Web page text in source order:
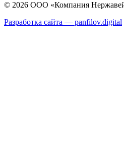
© 2026 ООО «Компания
Разработка сайта — panfilov.digital